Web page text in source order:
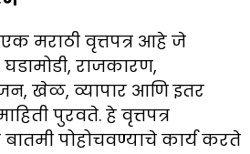
एक मराठी वृत्तपत्र आहे जे
घडामोडी, राजकारण,
खेळ, व्यापार आणि इतर
पुरवते. हे वृत्तपत्र
बातमी पोहोचवण्याचे कार्य करते